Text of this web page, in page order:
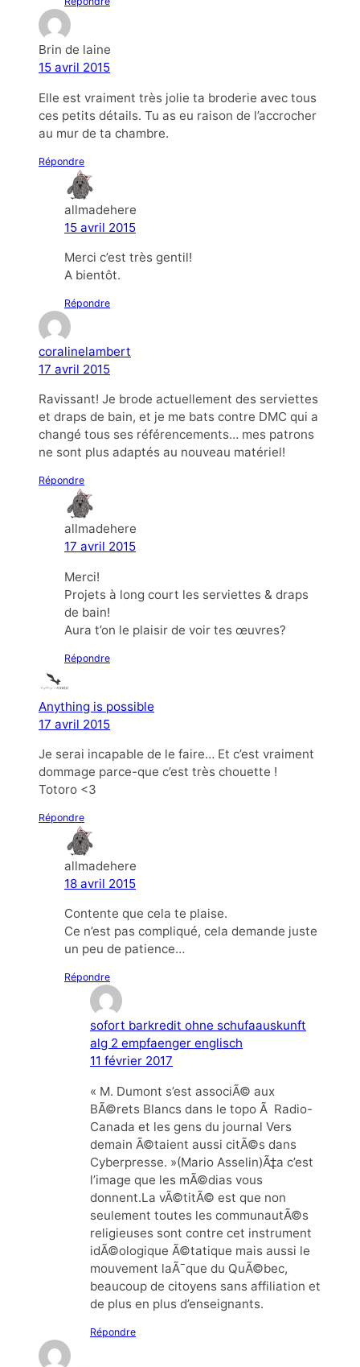
Brin de laine
15 avril 2015
Elle est vraiment très jolie ta broderie avec tous
ces petits détails. Tu as eu raison de l’accrocher
au mur de ta chambre.
Répondre
allmadehere
15 avril 2015
Merci c’est très gentil!
A bientôt.
Répondre
coralinelambert
17 avril 2015
Ravissant! Je brode actuellement des serviettes
et draps de bain, et je me bats contre DMC qui a
changé tous ses référencements… mes patrons
ne sont plus adaptés au nouveau matériel!
Répondre
allmadehere
17 avril 2015
Merci!
Projets à long court les serviettes & draps
de bain!
Aura t’on le plaisir de voir tes œuvres?
Répondre
Anything is possible
17 avril 2015
Je serai incapable de le faire… Et c’est vraiment
dommage parce-que c’est très chouette !
Totoro <3
Répondre
allmadehere
18 avril 2015
Contente que cela te plaise.
Ce n’est pas compliqué, cela demande juste
un peu de patience…
Répondre
sofort barkredit ohne schufaauskunft
alg 2 empfaenger englisch
11 février 2017
« M. Dumont s’est associÃ© aux
BÃ©rets Blancs dans le topo Ã Radio-
Canada et les gens du journal Vers
demain Ã©taient aussi citÃ©s dans
Cyberpresse. »(Mario Asselin)Ã‡a c’est
l’image que les mÃ©dias vous
donnent.La vÃ©titÃ© est que non
seulement toutes les communautÃ©s
religieuses sont contre cet instrument
idÃ©ologique Ã©tatique mais aussi le
mouvement laÃ¯que du QuÃ©bec,
beaucoup de citoyens sans affiliation et
de plus en plus d’enseignants.
Répondre